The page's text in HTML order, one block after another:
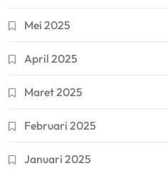
Mei 2025
April 2025
Maret 2025
Februari 2025
Januari 2025